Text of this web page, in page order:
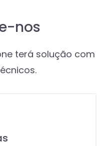
nos
terá solução com